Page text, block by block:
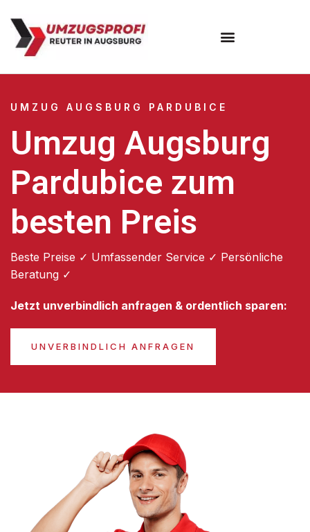
UMZUG AUGSBURG PARDUBICE
Umzug Augsburg
Pardubice zum
besten Preis
Beste Preise ✓ Umfassender Service ✓ Persönliche
Beratung ✓
Jetzt unverbindlich anfragen & ordentlich sparen:
UNVERBINDLICH ANFRAGEN